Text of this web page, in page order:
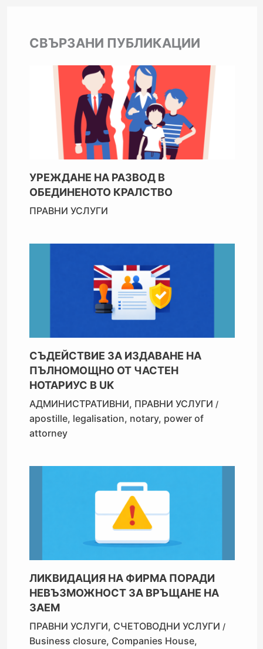
СВЪРЗАНИ ПУБЛИКАЦИИ
УРЕЖДАНЕ НА РАЗВОД В
ОБЕДИНЕНОТО КРАЛСТВО
ПРАВНИ УСЛУГИ
СЪДЕЙСТВИЕ ЗА ИЗДАВАНЕ НА
ПЪЛНОМОЩНО ОТ ЧАСТЕН
НОТАРИУС В UK
АДМИНИСТРАТИВНИ, ПРАВНИ УСЛУГИ /
apostille, legalisation, notary, power of
attorney
ЛИКВИДАЦИЯ НА ФИРМА ПОРАДИ
НЕВЪЗМОЖНОСТ ЗА ВРЪЩАНЕ НА
ЗАЕМ
ПРАВНИ УСЛУГИ, СЧЕТОВОДНИ УСЛУГИ /
Business closure, Companies House,